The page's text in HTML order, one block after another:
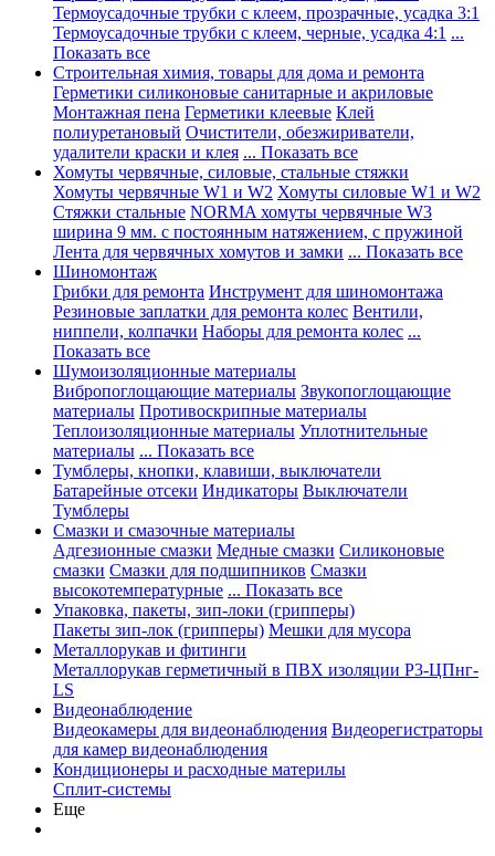
Термоусадочные трубки с клеем, прозрачные, усадка 3:1
Термоусадочные трубки с клеем, черные, усадка 4:1 ...
Показать все
Строительная химия, товары для дома и ремонта
Герметики силиконовые санитарные и акриловые
Монтажная пена Герметики клеевые Клей
полиуретановый Очистители, обезжириватели,
удалители краски и клея ... Показать все
Хомуты червячные, силовые, стальные стяжки
Хомуты червячные W1 и W2 Хомуты силовые W1 и W2
Стяжки стальные NORMA хомуты червячные W3
ширина 9 мм. с постоянным натяжением, с пружиной
Лента для червячных хомутов и замки ... Показать все
Шиномонтаж
Грибки для ремонта Инструмент для шиномонтажа
Резиновые заплатки для ремонта колес Вентили,
ниппели, колпачки Наборы для ремонта колес ...
Показать все
Шумоизоляционные материалы
Вибропоглощающие материалы Звукопоглощающие
материалы Противоскрипные материалы
Теплоизоляционные материалы Уплотнительные
материалы ... Показать все
Тумблеры, кнопки, клавиши, выключатели
Батарейные отсеки Индикаторы Выключатели
Тумблеры
Смазки и смазочные материалы
Адгезионные смазки Медные смазки Силиконовые
смазки Смазки для подшипников Смазки
высокотемпературные ... Показать все
Упаковка, пакеты, зип-локи (грипперы)
Пакеты зип-лок (грипперы) Мешки для мусора
Металлорукав и фитинги
Металлорукав герметичный в ПВХ изоляции Р3-ЦПнг-
LS
Видеонаблюдение
Видеокамеры для видеонаблюдения Видеорегистраторы
для камер видеонаблюдения
Кондиционеры и расходные материлы
Сплит-системы
Еще